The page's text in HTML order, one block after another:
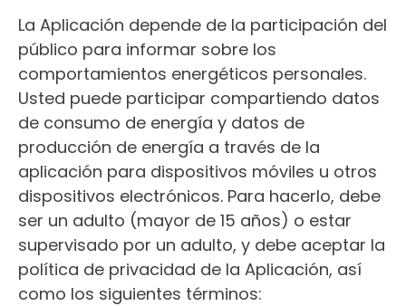
La Aplicación depende de la participación del
público para informar sobre los
comportamientos energéticos personales.
Usted puede participar compartiendo datos
de consumo de energía y datos de
producción de energía a través de la
aplicación para dispositivos móviles u otros
dispositivos electrónicos. Para hacerlo, debe
ser un adulto (mayor de 15 años) o estar
supervisado por un adulto, y debe aceptar la
política de privacidad de la Aplicación, así
como los siguientes términos: